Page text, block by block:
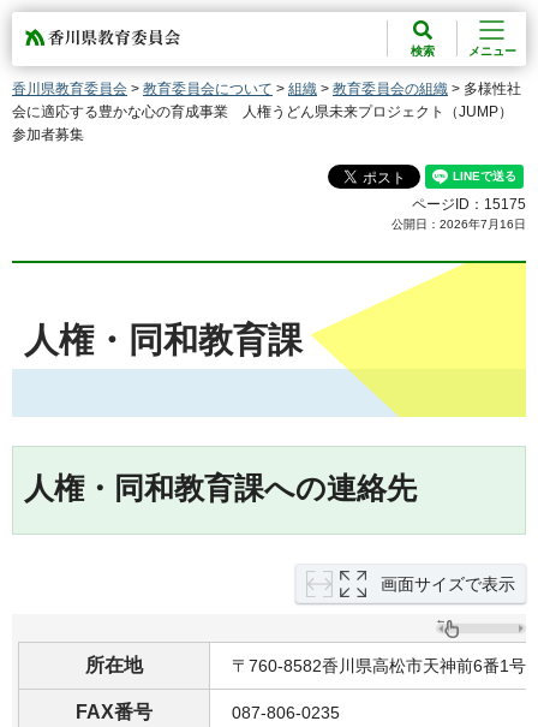
香川県教育委員会
検索 メニュー
香川県教育委員会 > 教育委員会について > 組織 > 教育委員会の組織 > 多様性社
会に適応する豊かな心の育成事業 人権うどん県未来プロジェクト（JUMP）
参加者募集
ページID：15175
公開日：2026年7月16日
人権・同和教育課
人権・同和教育課への連絡先
画面サイズで表示
所在地 〒760-8582香川県高松市天神前6番1号
FAX番号 087-806-0235